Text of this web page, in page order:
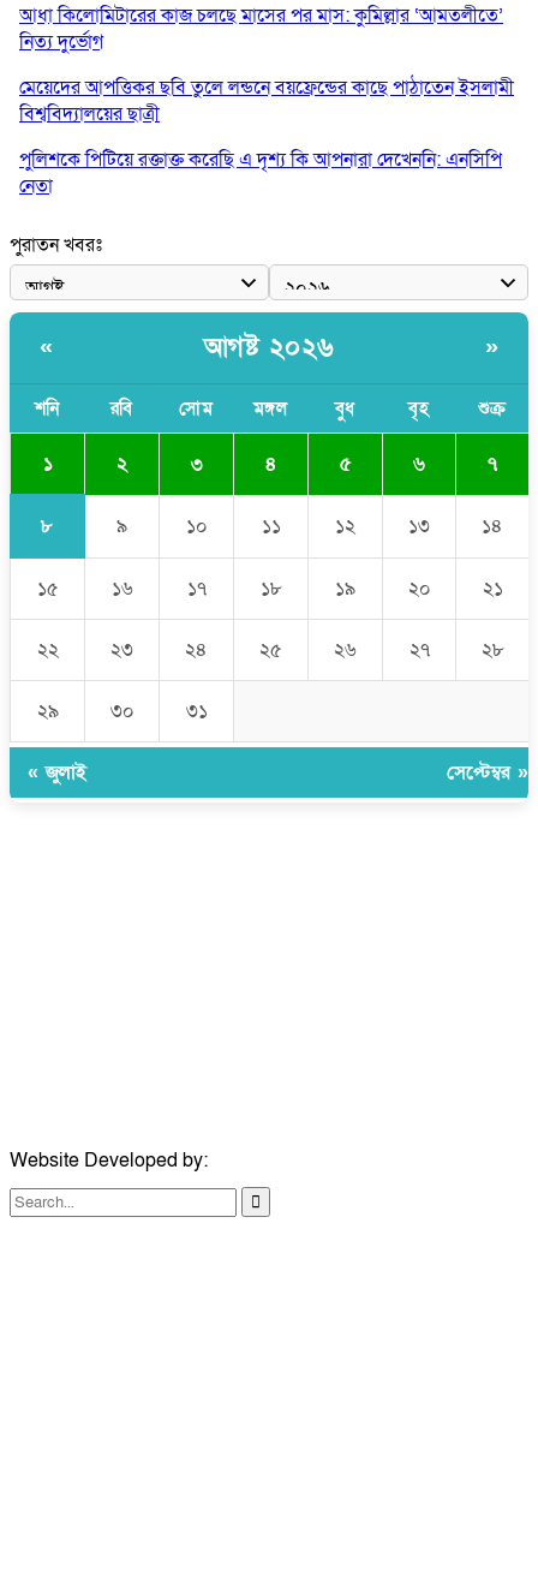
আধা কিলোমিটারের কাজ চলছে মাসের পর মাস: কুমিল্লার ‘আমতলীতে’
নিত্য দুর্ভোগ
মেয়েদের আপত্তিকর ছবি তুলে লন্ডনে বয়ফ্রেন্ডের কাছে পাঠাতেন ইসলামী
বিশ্ববিদ্যালয়ের ছাত্রী
পুলিশকে পিটিয়ে রক্তাক্ত করেছি এ দৃশ্য কি আপনারা দেখেননি: এনসিপি
নেতা
পাঁচ দেশি মাছে মিলল মাইক্রোপ্লাস্টিক, সবচেয়ে বেশি কই মাছে
বাংলাদেশী কর্মীদের আকামা নিয়ে বড় সুখবর দিলো সৌদি সরকার
ওয়াজেদ জয়
সাকিব আল হাসানের বাড়িতে আগুন, পেট্রলবোমা বিস্ফোরণ
পুরাতন খবরঃ
« আগষ্ট ২০২৬ »
শনি রবি সোম মঙ্গল বুধ বৃহ শুক্র
১ ২ ৩ ৪ ৫ ৬ ৭
৮ ৯ ১০ ১১ ১২ ১৩ ১৪
১৫ ১৬ ১৭ ১৮ ১৯ ২০ ২১
২২ ২৩ ২৪ ২৫ ২৬ ২৭ ২৮
২৯ ৩০ ৩১
« জুলাই সেপ্টেম্বর »
Website Developed by: